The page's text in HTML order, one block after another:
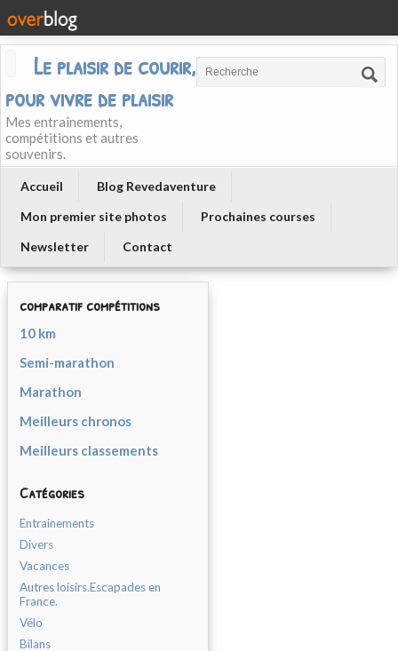
Le plaisir de courir, courir
pour vivre de plaisir
Mes entraînements,
compétitions et autres
souvenirs.
Accueil
Blog Revedaventure
Mon premier site photos
Prochaines courses
Newsletter
Contact
comparatif compétitions
10 km
Semi-marathon
Marathon
Meilleurs chronos
Meilleurs classements
Catégories
Entrainements
Divers
Vacances
Autres loisirs.Escapades en
France.
Vélo
Bilans